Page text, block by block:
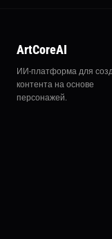
ArtCoreAI
ИИ-платформа для
контента на основе
персонажей.